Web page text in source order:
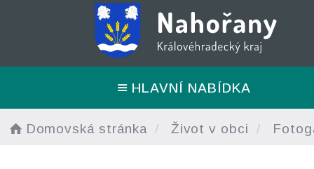
HLAVNÍ NABÍDKA
Domovská stránka Život v obci